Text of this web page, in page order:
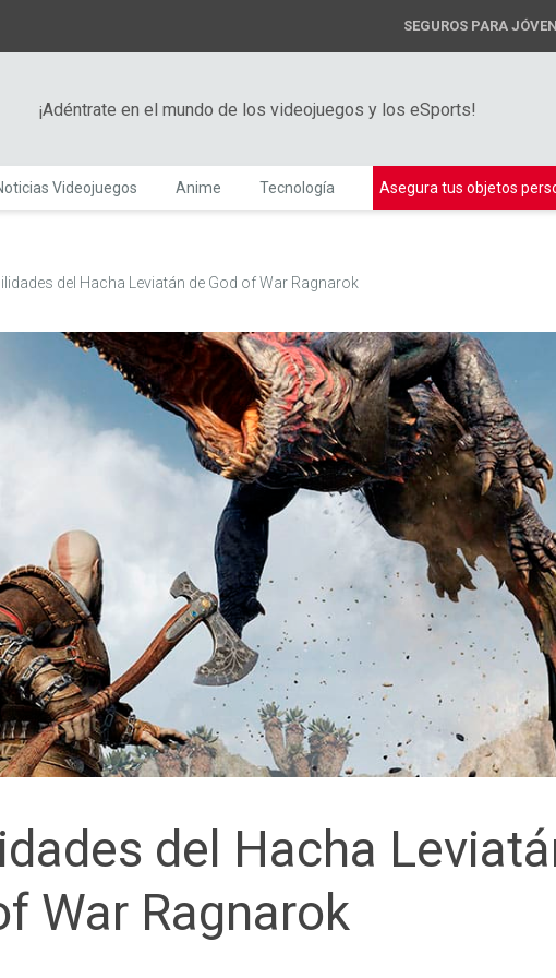
SEGUROS PARA
¡Adéntrate en el mundo de los videojuegos y los eSports!
Videojuegos Anime Tecnología Asegura tus objetos
del Hacha Leviatán de God of War Ragnarok
del Hacha
War Ragnarok